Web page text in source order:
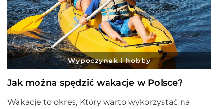
Wypoczynek i hobby
Jak można spędzić wakacje w Polsce?
Wakacje to okres, Który warto wykorzystać na